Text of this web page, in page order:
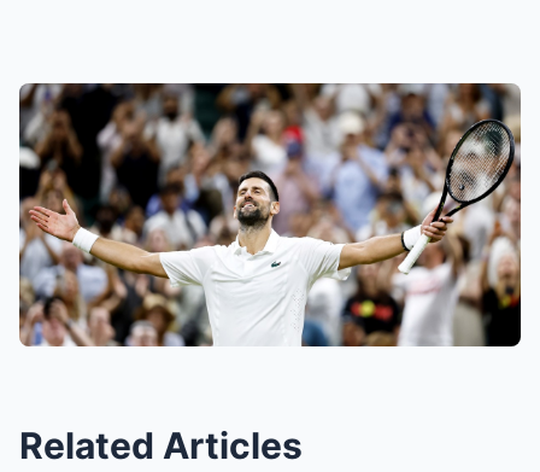
Related Articles